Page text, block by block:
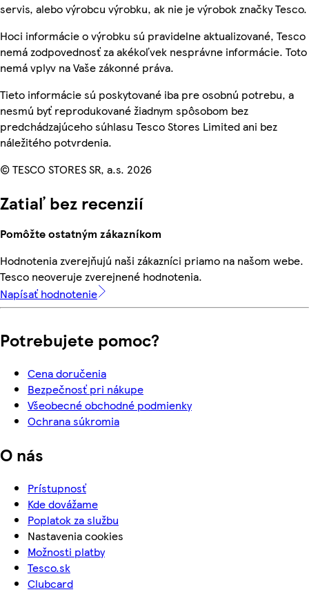
servis, alebo výrobcu výrobku, ak nie je výrobok značky Tesco.
Hoci informácie o výrobku sú pravidelne aktualizované, Tesco
nemá zodpovednosť za akékoľvek nesprávne informácie. Toto
nemá vplyv na Vaše zákonné práva.
Tieto informácie sú poskytované iba pre osobnú potrebu, a
nesmú byť reprodukované žiadnym spôsobom bez
predchádzajúceho súhlasu Tesco Stores Limited ani bez
náležitého potvrdenia.
© TESCO STORES SR, a.s. 2026
Zatiaľ bez recenzií
Pomôžte ostatným zákazníkom
Hodnotenia zverejňujú naši zákazníci priamo na našom webe.
Tesco neoveruje zverejnené hodnotenia.
Napísať hodnotenie
Potrebujete pomoc?
Cena doručenia
Bezpečnosť pri nákupe
Všeobecné obchodné podmienky
Ochrana súkromia
O nás
Prístupnosť
Kde dovážame
Poplatok za službu
Nastavenia cookies
Možnosti platby
Tesco.sk
Clubcard